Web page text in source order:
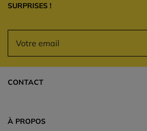
SURPRISES !
CONTACT
À PROPOS